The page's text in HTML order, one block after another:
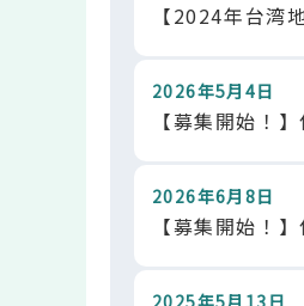
【2024年台湾
2026年5月4日
【募集開始！
2026年6月8日
【募集開始！
2025年5月13日